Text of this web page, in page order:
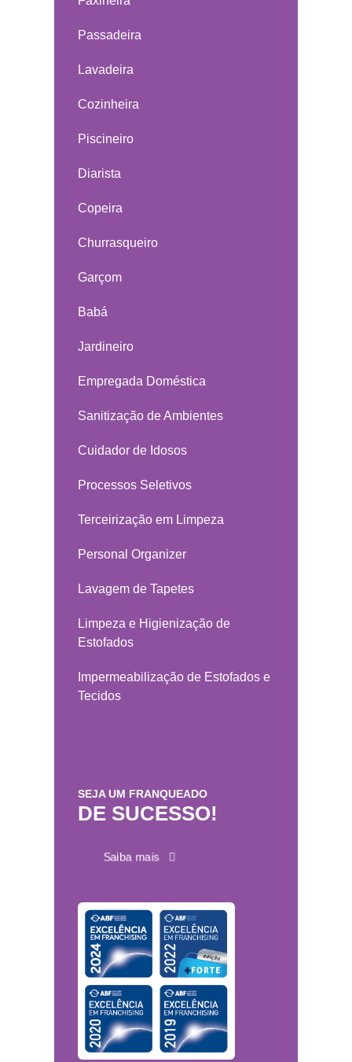
Passadeira
Lavadeira
Cozinheira
Piscineiro
Diarista
Copeira
Churrasqueiro
Garçom
Babá
Jardineiro
Empregada Doméstica
Sanitização de Ambientes
Cuidador de Idosos
Processos Seletivos
Terceirização em Limpeza
Personal Organizer
Lavagem de Tapetes
Limpeza e Higienização de
Estofados
Impermeabilização de Estofados e
Tecidos
SEJA UM FRANQUEADO
DE SUCESSO!
Saiba mais